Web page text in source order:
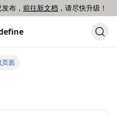
发布， 前往新文档 ，请尽快升级！
页面